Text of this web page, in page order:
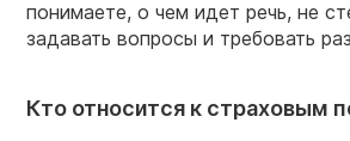
понимаете, о чем идет речь, не
задавать вопросы и требовать
Кто относится к страховым